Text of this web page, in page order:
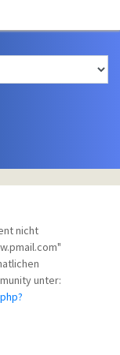
nicht
unter: